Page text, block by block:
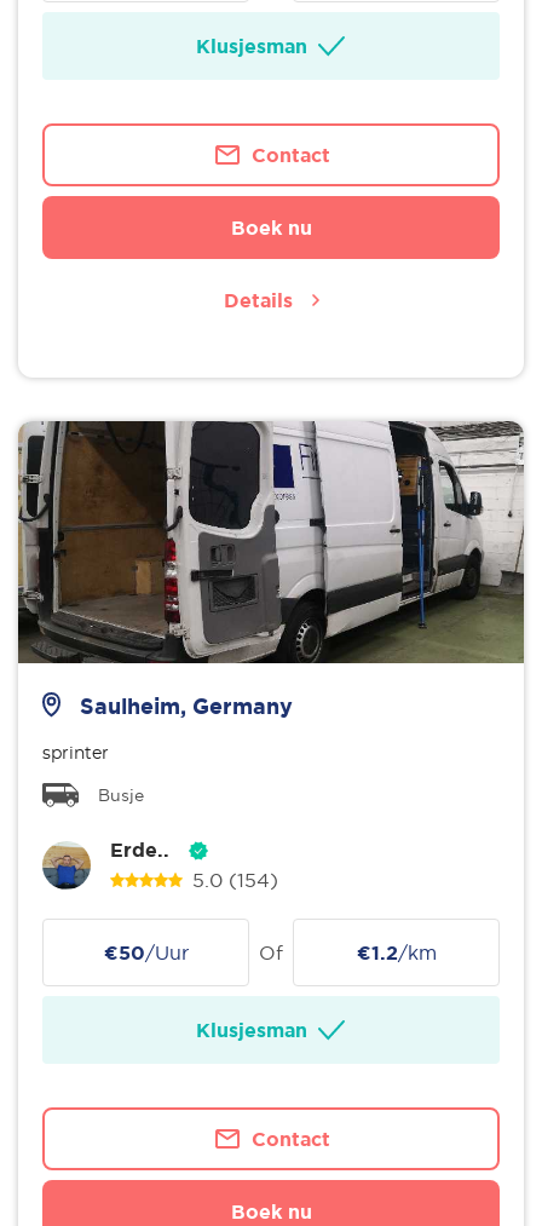
Klusjesman
Contact
Boek nu
Details
Saulheim, Germany
sprinter
Busje
Erde..
5.0 (154)
€50/Uur Of €1.2/km
Klusjesman
Contact
Boek nu